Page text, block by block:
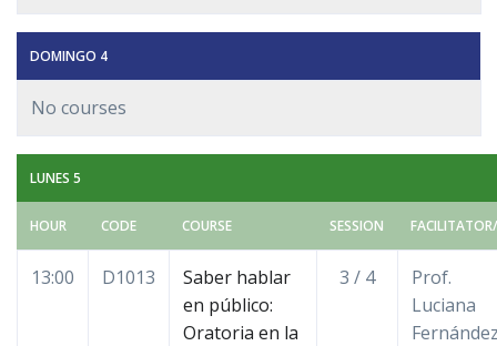
DOMINGO 4
No courses
LUNES 5
HOUR CODE COURSE SESSION
13:00 D1013
Saber hablar
en público:
Oratoria en la
3 / 4
Prof.
Luciana